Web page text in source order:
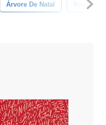
Árvore De Natal Retro